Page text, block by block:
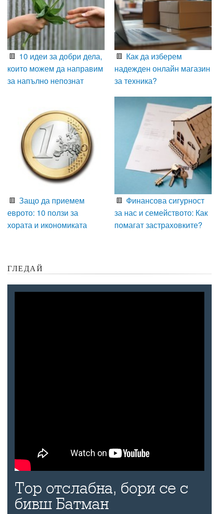
10 идеи за добри дела,
които можем да направим
за напълно непознат
Как да изберем
надежден онлайн магазин
за техника?
Защо да приемем
еврото: 10 ползи за
хората и икономиката
Финансова сигурност
за нас и семейството: Как
помагат застраховките?
ГЛЕДАЙ
Тор отслабна, бори се с
бивш Батман